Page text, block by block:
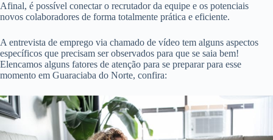
Afinal, é possível conectar o recrutador da equipe e os potenciais
novos colaboradores de forma totalmente prática e eficiente.
A entrevista de emprego via chamado de vídeo tem alguns aspectos
específicos que precisam ser observados para que se saia bem!
Elencamos alguns fatores de atenção para se preparar para esse
momento em Guaraciaba do Norte, confira: